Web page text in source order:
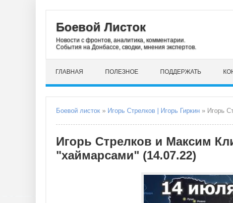
Боевой Листок
Новости с фронтов, аналитика, комментарии.
События на Донбассе, сводки, мнения экспертов.
ГЛАВНАЯ ПОЛЕЗНОЕ ПОДДЕРЖАТЬ
Боевой листок » Игорь Стрелков | Игорь Гиркин » Игорь
Игорь Стрелков и Максим
"хаймарсами" (14.07.22)